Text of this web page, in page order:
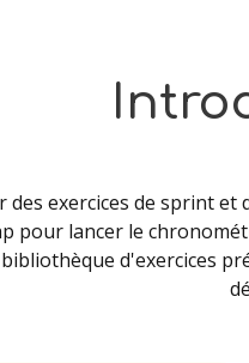
exercices de sprint
pour lancer le
d'exercices